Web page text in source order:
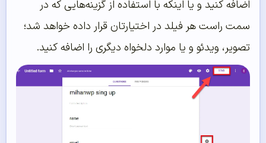
اضافه کنید و یا اینکه با استفاده از گزینه‌هایی که در
سمت راست هر فیلد در اختیارتان قرار داده خواهد شد؛
تصویر، ویدئو و یا موارد دلخواه دیگری را اضافه کنید.